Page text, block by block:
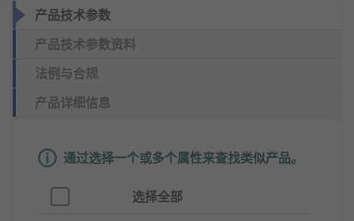
产品技术参数
产品技术参数资料
法例与合规
产品详细信息
通过选择一个或多个属性来查找类似产品。
选择全部